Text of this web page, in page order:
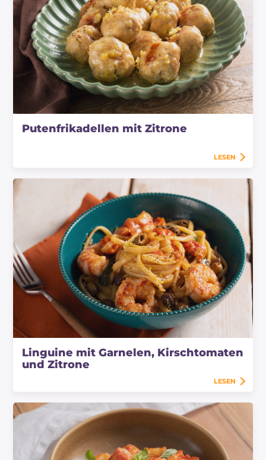
Putenfrikadellen mit Zitrone
LESEN
Linguine mit Garnelen, Kirschtomaten
und Zitrone
LESEN